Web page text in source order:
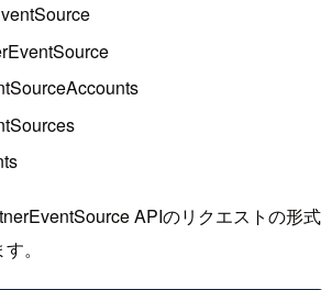
APIのリクエストの形式
。